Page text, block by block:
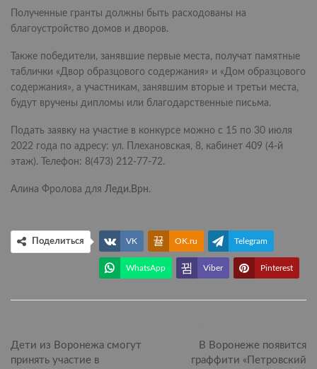
Полученные гранты должны быть расходованы на
благоустройство домов и дворов.
Также победители, занявшие первые места, получат памятные
таблички «Двор образцового содержания» и «Дом образцового
содержания», а участникам, занявшим вторые и третьи места,
будут вручены дипломы или благодарственные письма.
Подать заявку на участие в конкурсе можно с 15 по 30 июля
2022 года по адресу: ул. Плехановская, 8, кабинет 409 (4-й
этаж). Телефон: 8(473) 212-77-72.
Алина Фролова для Леди.Врн.
Поделиться VK OK.ru Telegram
WhatsApp Viber Pinterest
Дети из Воронежа смогут
принять участие в
В Воронеже появится
граффити «Петровский